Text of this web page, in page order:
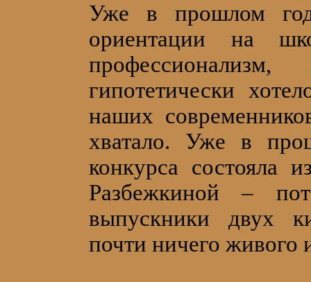
Уже в прошлом
ориентации на
гипотетически
наших
хватало. Уже в
конкурса состояла
Разбежкиной –
выпускники двух
почти ничего